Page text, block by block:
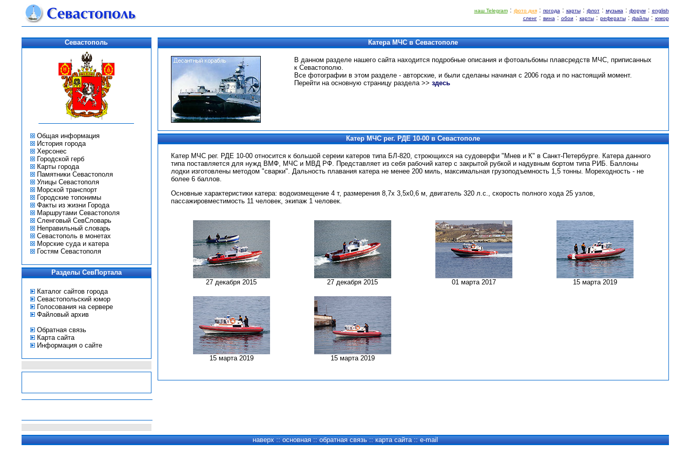
наш Telegram: фото дня: погода: карты: флот: музыка: форум: english
сленг: вина: обои : карты: рефераты: файлы: юмор
Севастополь
Общая информация
История города
Херсонес
Городской герб
Карты города
Памятники Севастополя
Улицы Севастополя
Морской транспорт
Городские топонимы
Факты из жизни Города
Маршрутами Севастополя
Сленговый СевСловарь
Неправильный словарь
Севастополь в монетах
Морские суда и катера
Гостям Севастополя
Разделы СевПортала
Каталог сайтов города
Севастопольский юмор
Голосования на сервере
Файловый архив
Обратная связь
Карта сайта
Информация о сайте
Катера МЧС в Севастополе
В данном разделе нашего сайта находится подробные описания и фотоальбомы плавсредств МЧС, приписанных
к Севастополю.
Все фотографии в этом разделе - авторские, и были сделаны начиная с 2006 года и по настоящий момент.
Перейти на основную страницу раздела >> здесь
Катер МЧС рег. РДЕ 10-00 в Севастополе
Катер МЧС рег. РДЕ 10-00 относится к большой сереии катеров типа БЛ-820, строющихся на судоверфи "Мнев и К" в Санкт-Петербурге. Катера данного
типа поставляется для нужд ВМФ, МЧС и МВД РФ. Представляет из себя рабочий катер с закрытой рубкой и надувным бортом типа РИБ. Баллоны
лодки изготовлены методом "сварки". Дальность плавания катера не менее 200 миль, максимальная грузоподъемность 1,5 тонны. Мореходность - не
более 6 баллов.
Основные характеристики катера: водоизмещение 4 т, размерения 8,7х 3,5х0,6 м, двигатель 320 л.с., скорость полного хода 25 узлов,
пассажировместимость 11 человек, экипаж 1 человек.
27 декабря 2015 27 декабря 2015 01 марта 2017 15 марта 2019
15 марта 2019 15 марта 2019
наверх ::основная ::обратная связь :: карта сайта::e-mail